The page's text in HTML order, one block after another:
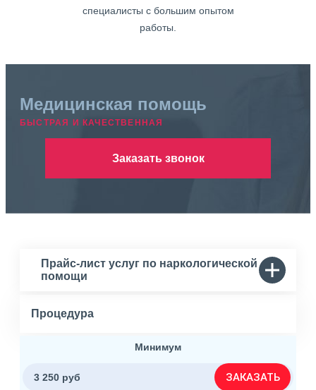
специалисты с большим опытом
работы.
Медицинская помощь
БЫСТРАЯ И КАЧЕСТВЕННАЯ
Заказать звонок
Прайс-лист услуг по наркологической
помощи
Процедура
Минимум
3 250 руб ЗАКАЗАТЬ